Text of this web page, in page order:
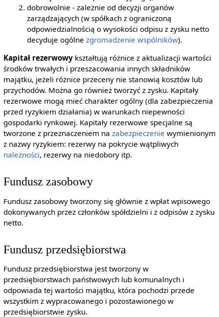
dobrowolnie - zależnie od decyzji organów
zarządzających (w spółkach z ograniczoną
odpowiedzialnością o wysokości odpisu z zysku netto
decyduje ogólnezgromadzenie wspólników).
Kapitał rezerwowykształtują różnice z aktualizacji wartości
środków trwałych i przeszacowania innych składników
majątku, jeżeli różnice przeceny nie stanowią kosztów lub
przychodów. Można go również tworzyć z zysku. Kapitały
rezerwowe mogą mieć charakter ogólny (dla zabezpieczenia
przed ryzykiem działania) w warunkach niepewności
gospodarki rynkowej. Kapitały rezerwowe specjalne są
tworzone z przeznaczeniem na zabezpieczenie wymienionym
z nazwy ryzykiem: rezerwy na pokrycie wątpliwych
należności, rezerwy na niedobory itp.
Fundusz zasobowy
Fundusz zasobowy tworzony się głównie z wpłat wpisowego
dokonywanych przez członków spółdzielni i z odpisów z zysku
netto.
Fundusz przedsiębiorstwa
Fundusz przedsiębiorstwa jest tworzony w
przedsiębiorstwach państwowych lub komunalnych i
odpowiada tej wartości majątku, która pochodzi przede
wszystkim z wypracowanego i pozostawionego w
przedsiębiorstwie zysku.